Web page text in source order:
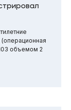
объемом 2